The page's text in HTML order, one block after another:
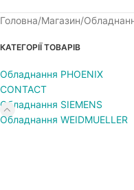
Головна Магазин
КАТЕГОРІЇ ТОВАРІВ
Обладнання PHOENIX
CONTACT
Обладнання SIEMENS
Обладнання WEIDMUELLER